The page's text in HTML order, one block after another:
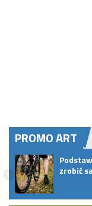
PROMO ART
zrobić